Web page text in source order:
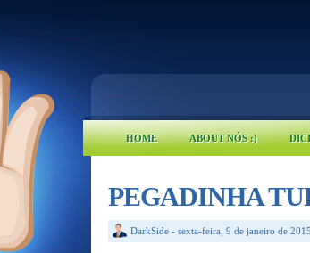
HOME ABOUT NÓS :)
PEGADINHA
DarkSide - sexta-feira, 9 de janeiro de 2015